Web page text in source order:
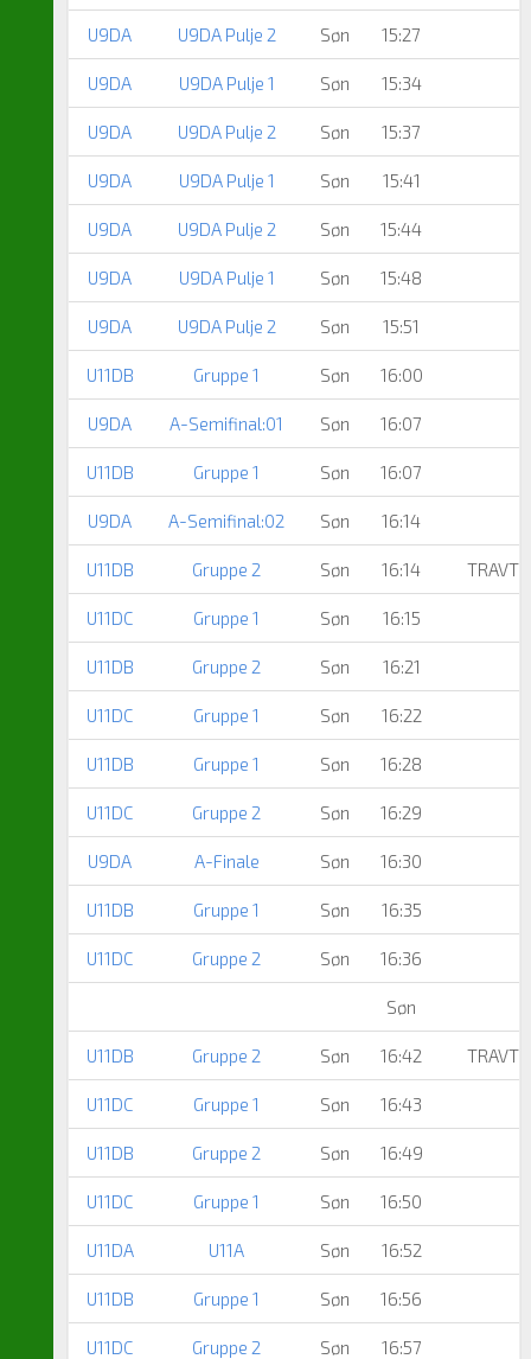
U9DA U9DA Pulje 2 Søn 15:27
U9DA U9DA Pulje 1 Søn 15:34
U9DA U9DA Pulje 2 Søn 15:37
U9DA U9DA Pulje 1 Søn 15:41
U9DA U9DA Pulje 2 Søn 15:44
U9DA U9DA Pulje 1 Søn 15:48
U9DA U9DA Pulje 2 Søn 15:51
U11DB Gruppe 1 Søn 16:00
U9DA A-Semifinal:01 Søn 16:07
U11DB Gruppe 1 Søn 16:07
U9DA A-Semifinal:02 Søn 16:14
U11DB Gruppe 2 Søn 16:14
U11DC Gruppe 1 Søn 16:15
U11DB Gruppe 2 Søn 16:21
U11DC Gruppe 1 Søn 16:22
U11DB Gruppe 1 Søn 16:28
U11DC Gruppe 2 Søn 16:29
U9DA A-Finale Søn 16:30
U11DB Gruppe 1 Søn 16:35
U11DC Gruppe 2 Søn 16:36
Søn
U11DB Gruppe 2 Søn 16:42
U11DC Gruppe 1 Søn 16:43
U11DB Gruppe 2 Søn 16:49
U11DC Gruppe 1 Søn 16:50
U11DA U11A Søn 16:52
U11DB Gruppe 1 Søn 16:56
U11DC Gruppe 2 Søn 16:57